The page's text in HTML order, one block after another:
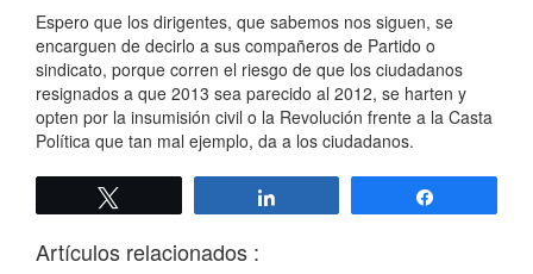
Espero que los dirigentes, que sabemos nos siguen, se
encarguen de decirlo a sus compañeros de Partido o
sindicato, porque corren el riesgo de que los ciudadanos
resignados a que 2013 sea parecido al 2012, se harten y
opten por la insumisión civil o la Revolución frente a la Casta
Política que tan mal ejemplo, da a los ciudadanos.
Artículos relacionados :